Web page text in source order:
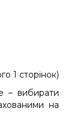
1 сторінок)
– вибирати
на